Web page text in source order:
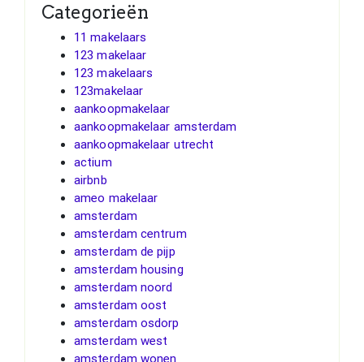
Categorieën
11 makelaars
123 makelaar
123 makelaars
123makelaar
aankoopmakelaar
aankoopmakelaar amsterdam
aankoopmakelaar utrecht
actium
airbnb
ameo makelaar
amsterdam
amsterdam centrum
amsterdam de pijp
amsterdam housing
amsterdam noord
amsterdam oost
amsterdam osdorp
amsterdam west
amsterdam wonen